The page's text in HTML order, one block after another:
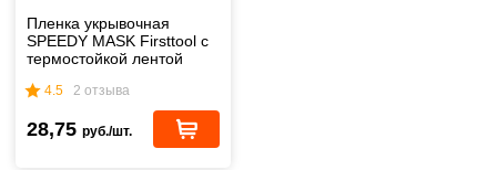
Пленка укрывочная
SPEEDY MASK Firsttool с
термостойкой лентой
4.5 2 отзыва
28,75 руб./шт.